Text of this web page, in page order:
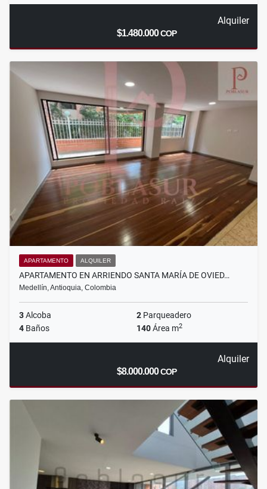
Alquiler
$1.480.000COP
APARTAMENTO ALQUILER
APARTAMENTO EN ARRIENDO SANTA MARÍA DE OVIED…
Medellín, Antioquia, Colombia
3Alcoba 2 Parqueadero
4 Baños 140Área m2
Alquiler
$8.000.000COP